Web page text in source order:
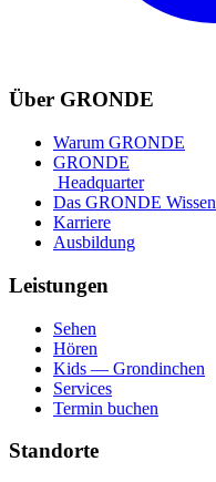
Über GRONDE
Warum GRONDE
GRONDE
Headquarter
Das GRONDE Wissen
Karriere
Ausbildung
Leistungen
Sehen
Hören
Kids — Grondinchen
Services
Termin buchen
Standorte